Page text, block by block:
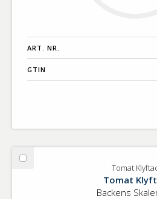
ART. NR.
GTIN
Välj
Tomat
Tomat
Backens